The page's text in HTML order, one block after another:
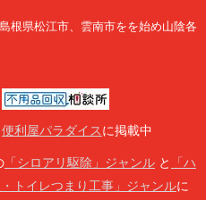
根県松江市、雲南市をを始め山陰各
便利屋パラダイスに掲載中
「シロアリ駆除」ジャンルと 「ハ
・トイレつまり工事」ジャンルに